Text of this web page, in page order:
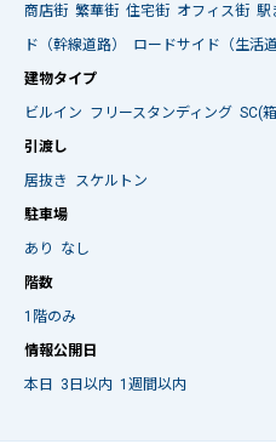
商店街 繁華街 住宅街 オフィス街 駅
ド（幹線道路）
ロードサイド（生活道
建物タイプ
ビルイン フリースタンディング SC(
引渡し
居抜き
スケルトン
駐車場
あり
なし
階数
1階のみ
情報公開日
本日 3日以内 1週間以内